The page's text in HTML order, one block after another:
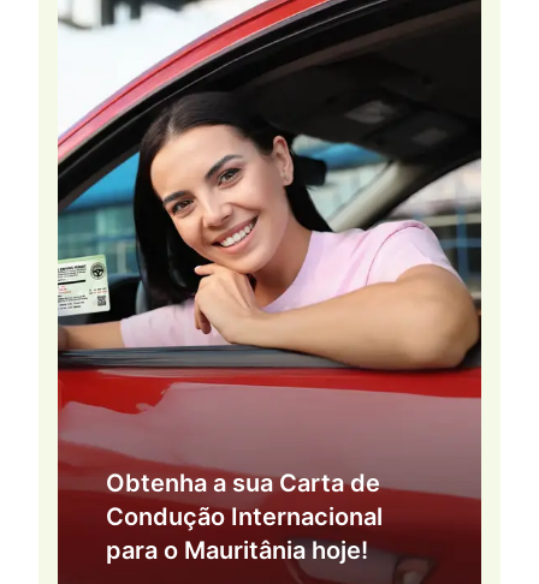
Obtenha a sua Carta de
Condução Internacional
para o Mauritânia hoje!